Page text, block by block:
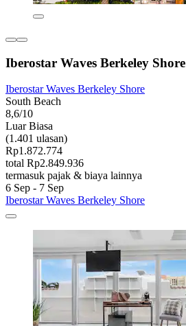
Iberostar Waves Berkeley Shore
Iberostar Waves Berkeley Shore
South Beach
8,6/10
Luar Biasa
(1.401 ulasan)
Rp1.872.774
total Rp2.849.936
termasuk pajak & biaya lainnya
6 Sep - 7 Sep
Iberostar Waves Berkeley Shore